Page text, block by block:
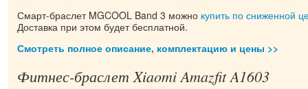
Смарт-браслет MGCOOL Band 3 можно купить по сниженной
Доставка при этом будет бесплатной.
Смотреть полное описание, комплектацию и цены >>
Фитнес-браслет Xiaomi Amazfit A1603